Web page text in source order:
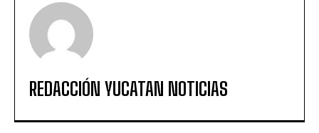
REDACCIÓN YUCATAN NOTICIAS